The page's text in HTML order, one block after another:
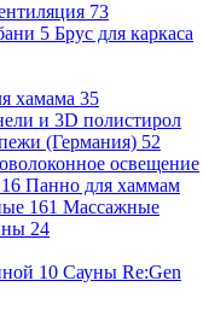
73
5 Брус для каркаса
хамама 35
и 3D полистирол
(Германия) 52
освещение
16 Панно для хаммам
161 Массажные
24
10 Сауны Re:Gen